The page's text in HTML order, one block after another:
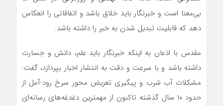
بی‌معنا است و خبرنگار باید خلاق باشد و اتفاقاتی را انعکاس
دهد که قابلیت تبدیل شدن به خبر را داشته باشد.
مقدس با اذعان به اینکه خبرنگار باید علم، دانش و جسارت
داشته باشد و با سرعت و دقت به انتشار اخبار بپردازد، گفت:
مشکلات آب شرب و پیگیری تعریض محور سرخ رود-آمل از
حدود ۱۰ سال گذشته تاکنون از مهمترین دغدغه‌های رسانه‌ای